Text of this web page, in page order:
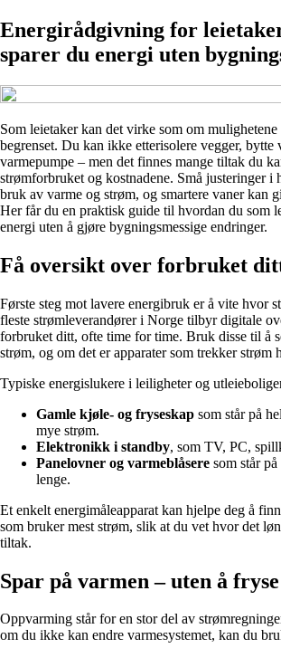
Energirådgivning for
sparer du energi uten
Som leietaker kan det virke som om
begrenset. Du kan ikke etterisolere vegger, bytte
varmepumpe – men det finnes mange tiltak du
strømforbruket og kostnadene. Små justeringer i
bruk av varme og strøm, og smartere vaner kan
Her får du en praktisk guide til hvordan du som
energi uten å gjøre bygningsmessige endringer.
Få oversikt over forbruket
Første steg mot lavere energibruk er å vite hvor
fleste strømleverandører i Norge tilbyr digitale
forbruket ditt, ofte time for time. Bruk disse til å
strøm, og om det er apparater som trekker strøm
Typiske energislukere i leiligheter og
Gamle kjøle- og fryseskap som står på
mye strøm.
Elektronikk i standby, som TV, PC,
Panelovner og varmeblåsere som står
lenge.
Et enkelt energimåleapparat kan hjelpe deg å
som bruker mest strøm, slik at du vet hvor det
tiltak.
Spar på varmen – uten å fryse
Oppvarming står for en stor del av
om du ikke kan endre varmesystemet, kan du